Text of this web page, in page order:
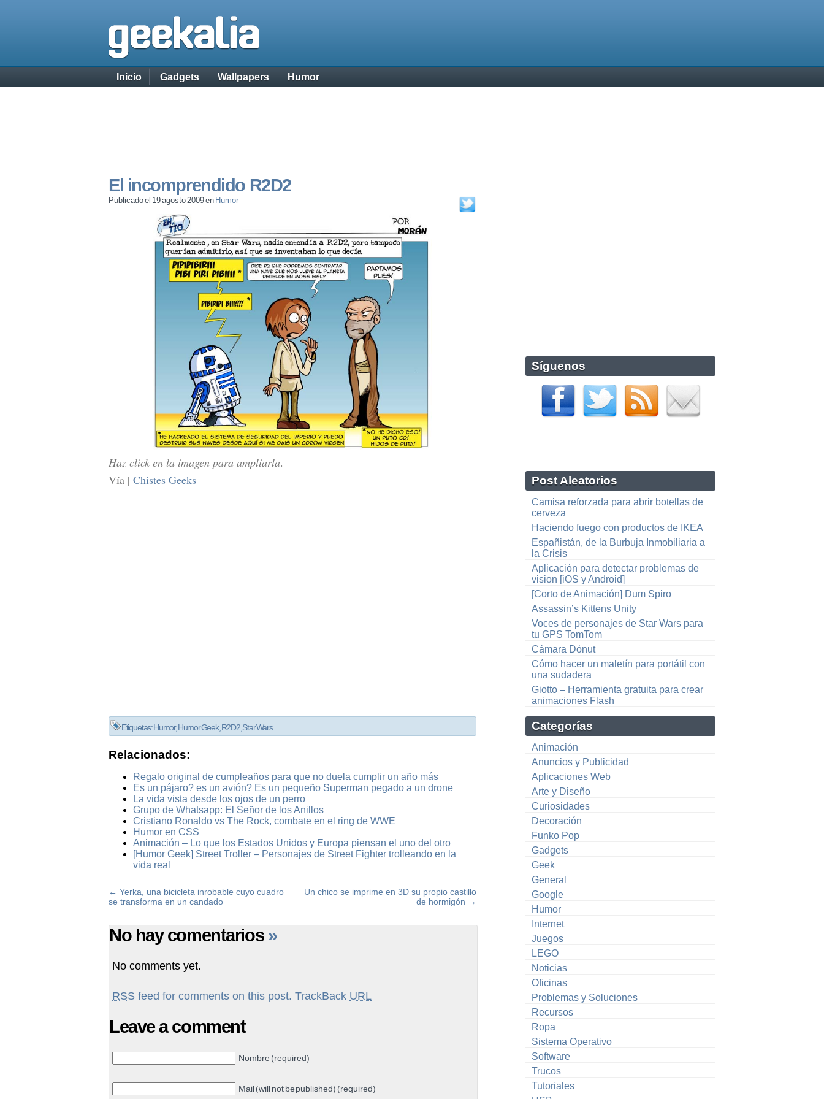
Inicio Gadgets Wallpapers Humor
El incomprendido R2D2
Publicado el 19 agosto 2009 en Humor
Haz click en la imagen para ampliarla.
Vía | Chistes Geeks
Etiquetas:Humor,Humor Geek,R2D2,Star Wars
Relacionados:
Regalo original de cumpleaños para que no duela cumplir un año más
Es un pájaro? es un avión? Es un pequeño Superman pegado a un drone
La vida vista desde los ojos de un perro
Grupo de Whatsapp: El Señor de los Anillos
Cristiano Ronaldo vs The Rock, combate en el ring de WWE
Humor en CSS
Animación – Lo que los Estados Unidos y Europa piensan el uno del otro
[Humor Geek] Street Troller – Personajes de Street Fighter trolleando en la
vida real
Un chico se imprime en 3D su propio castillo
de hormigón →
← Yerka, una bicicleta inrobable cuyo cuadro
se transforma en un candado
No hay comentarios »
No comments yet.
RSS feed for comments on this post. TrackBack URL
Leave a comment
Nombre (required)
Mail (will not be published) (required)
Síguenos
Post Aleatorios
Camisa reforzada para abrir botellas de
cerveza
Haciendo fuego con productos de IKEA
Españistán, de la Burbuja Inmobiliaria a
la Crisis
Aplicación para detectar problemas de
vision [iOS y Android]
[Corto de Animación] Dum Spiro
Assassin’s Kittens Unity
Voces de personajes de Star Wars para
tu GPS TomTom
Cámara Dónut
Cómo hacer un maletín para portátil con
una sudadera
Giotto – Herramienta gratuita para crear
animaciones Flash
Categorías
Animación
Anuncios y Publicidad
Aplicaciones Web
Arte y Diseño
Curiosidades
Decoración
Funko Pop
Gadgets
Geek
General
Google
Humor
Internet
Juegos
LEGO
Noticias
Oficinas
Problemas y Soluciones
Recursos
Ropa
Sistema Operativo
Software
Trucos
Tutoriales